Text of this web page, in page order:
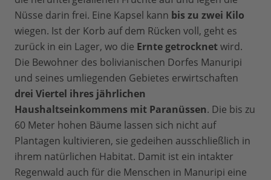
Nüsse darin frei. Eine Kapsel kann bis zu zwei Kilo
wiegen. Ist der Korb auf dem Rücken voll, geht es
zurück in ein Lager, wo die Ernte getrocknetwird.
Die Bewohner des bolivianischen Dorfes Manuripi
und seines umliegenden Gebietes erwirtschaften
drei Viertel ihres jährlichen
Haushaltseinkommens mit Paranüssen. Die bis zu
60 Meter hohen Bäume lassen sich nicht auf
Plantagen kultivieren, sie gedeihen ausschließlich in
ihrem natürlichen Habitat. Damit ist ein intakter
Regenwald auch für die Menschen in Manuripi eine